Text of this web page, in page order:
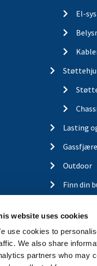
website uses cookies
use cookies to
We also share
partners who may
El-
Lasting
Outdoor
Finn din